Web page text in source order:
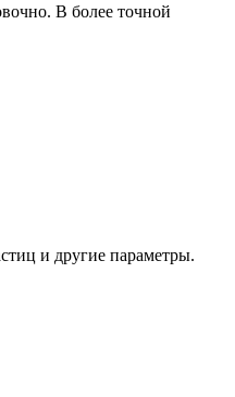
В более точной
и другие параметры.